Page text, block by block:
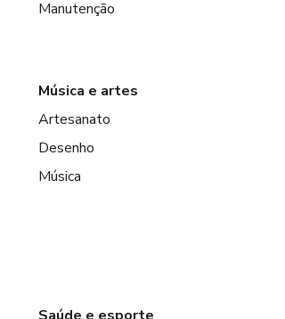
Manutenção
Música e artes
Artesanato
Desenho
Música